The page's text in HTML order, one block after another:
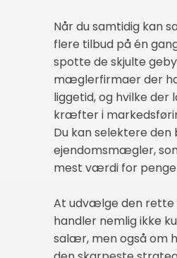
Når du samtidig kan
flere tilbud på én
spotte de skjulte
mæglerfirmaer der
liggetid, og hvilke
kræfter i
Du kan selektere den
ejendomsmægler,
mest værdi for
At udvælge den
handler nemlig ikke
salær, men også om